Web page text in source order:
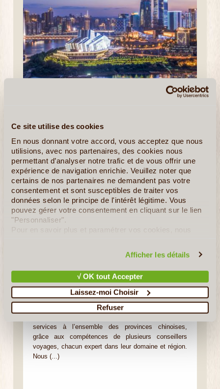
Ce site utilise des cookies
En nous donnant votre accord, vous acceptez que nous
utilisions, avec nos partenaires, des cookies nous
permettant d’analyser notre trafic et de vous offrir une
expérience de navigation enrichie. Veuillez noter que
certains de nos partenaires ne demandent pas votre
consentement et sont susceptibles de traiter vos
données selon le principe de l'intérêt légitime. Vous
pouvez gérer votre consentement en cliquant sur le lien
"Personnaliser".
Pour en savoir plus et paramétrer vos cookies, nous
Afficher les détails
√ OK tout Accepter
Laissez-moi Choisir
Refuser
©
Berceau de la civilisation chinoise, le passé culturel et
historique de ces villes est vraiment unique. En (...)
En détail ≻
Votre Expert Local
Serge
Notre agence China Roads est présente en Chine
depuis 2006, en France depuis 2013. Fondée
services à l’ensemble des provinces chinoises,
grâce aux compétences de plusieurs conseillers
voyages, chacun expert dans leur domaine et région.
Nous (...)